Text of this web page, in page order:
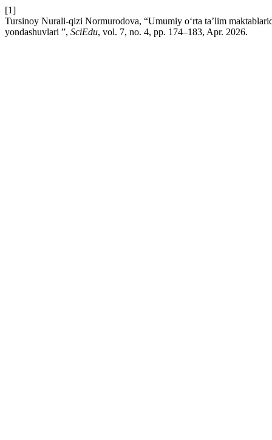
[1]
Tursinoy Nurali-qizi Normurodova, “Umumiy o‘rta ta’lim
yondashuvlari ”, SciEdu, vol. 7, no. 4, pp. 174–183, Apr. 2026.